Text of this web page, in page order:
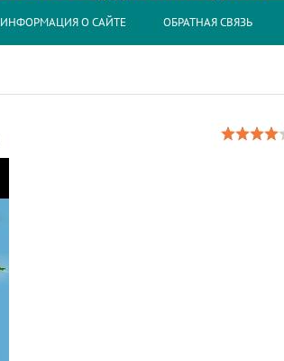
ИНФОРМАЦИЯ О САЙТЕ ОБРАТНАЯ СВЯЗЬ